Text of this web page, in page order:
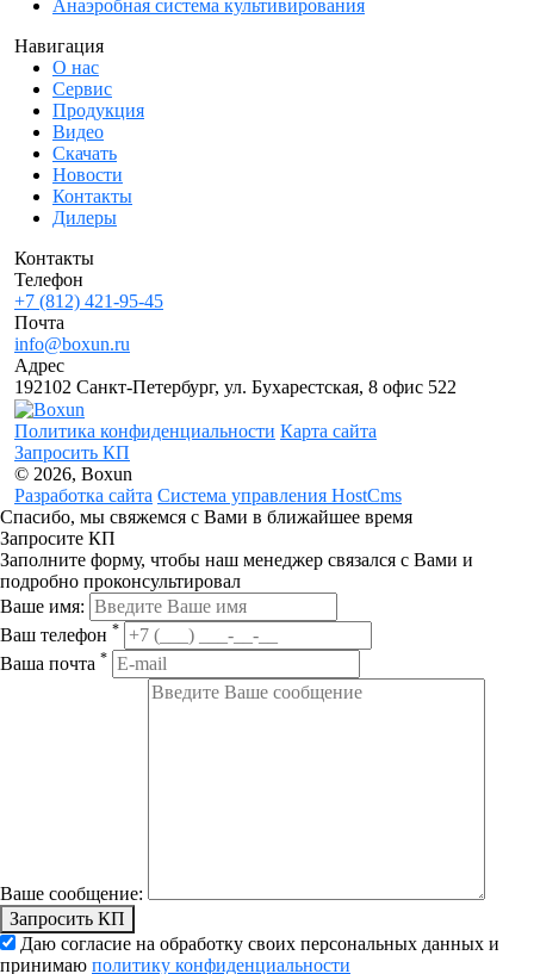
Политика конфиденциальности Карта сайта
Запросить КП
© 2026, Boxun
Разработка сайта Система управления HostCms
Анаэробная система культивирования
Навигация
О нас
Сервис
Продукция
Видео
Скачать
Новости
Контакты
Дилеры
Контакты
Телефон
+7 (812) 421-95-45
Почта
info@boxun.ru
Адрес
192102 Санкт-Петербург, ул. Бухарестская, 8 офис 522
Спасибо, мы свяжемся с Вами в ближайшее время
Запросите КП
Заполните форму, чтобы наш менеджер связался с Вами и
подробно проконсультировал
Ваше имя:
Ваш телефон *
Ваша почта *
Ваше сообщение:
Запросить КП
Даю согласие на обработку своих персональных данных и
принимаю политику конфиденциальности